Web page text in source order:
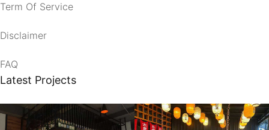
Term Of Service
Disclaimer
FAQ
Latest Projects